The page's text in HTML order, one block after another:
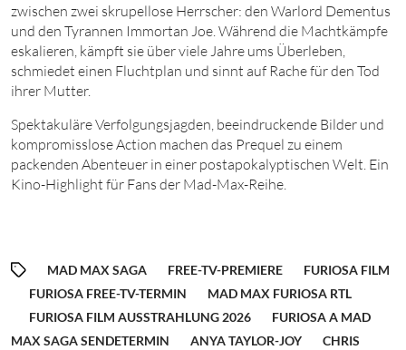
zwischen zwei skrupellose Herrscher: den Warlord Dementus
und den Tyrannen Immortan Joe. Während die Machtkämpfe
eskalieren, kämpft sie über viele Jahre ums Überleben,
schmiedet einen Fluchtplan und sinnt auf Rache für den Tod
ihrer Mutter.
Spektakuläre Verfolgungsjagden, beeindruckende Bilder und
kompromisslose Action machen das Prequel zu einem
packenden Abenteuer in einer postapokalyptischen Welt. Ein
Kino-Highlight für Fans der Mad-Max-Reihe.
MAD MAX SAGA FREE-TV-PREMIERE
FURIOSA FILM
FURIOSA FREE-TV-TERMIN
MAD MAX FURIOSA RTL
FURIOSA FILM AUSSTRAHLUNG 2026
FURIOSA A MAD
MAX SAGA SENDETERMIN
ANYA TAYLOR-JOY
CHRIS